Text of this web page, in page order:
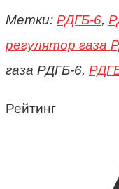
Метки: РДГБ-6,
регулятор газа
газа РДГБ-6,
Рейтинг